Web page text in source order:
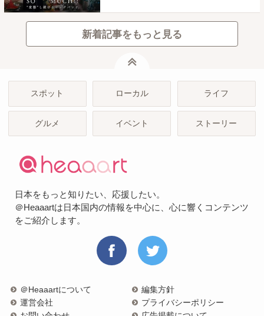
新着記事をもっと見る
スポット ローカル ライフ
グルメ イベント ストーリー
日本をもっと知りたい、応援したい。
＠Heaaartは日本国内の情報を中心に、心に響くコンテンツ
をご紹介します。
＠Heaaartについて
編集方針
運営会社
プライバシーポリシー